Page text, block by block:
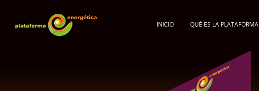
INICIO QUÉ ES LA PLATAFORMA